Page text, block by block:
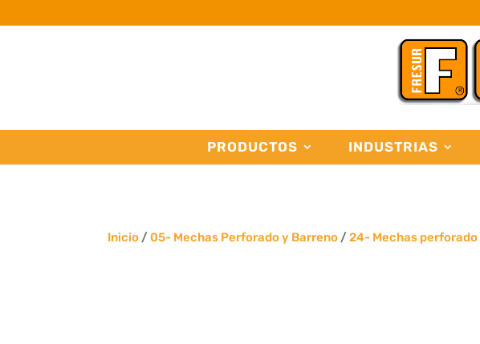
PRODUCTOS INDUSTRIAS
Inicio /05- Mechas Perforado y Barreno /24- Mechas perforado